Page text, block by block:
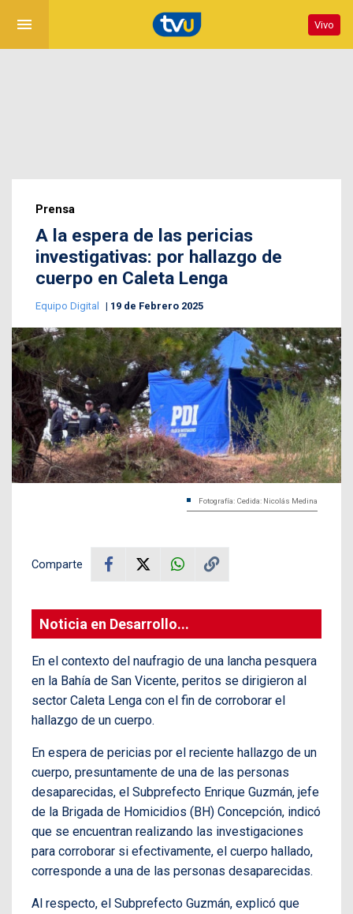
menu Vivo
Prensa
A la espera de las pericias
investigativas: por hallazgo de
cuerpo en Caleta Lenga
Equipo Digital 19 de Febrero 2025
Fotografía: Cedida: Nicolás Medina
Comparte
Noticia en Desarrollo...
En el contexto del naufragio de una lancha pesquera
en la Bahía de San Vicente, peritos se dirigieron al
sector Caleta Lenga con el fin de corroborar el
hallazgo de un cuerpo.
En espera de pericias por el reciente hallazgo de un
cuerpo, presuntamente de una de las personas
desaparecidas, el Subprefecto Enrique Guzmán, jefe
de la Brigada de Homicidios (BH) Concepción, indicó
que se encuentran realizando las investigaciones
para corroborar si efectivamente, el cuerpo hallado,
corresponde a una de las personas desaparecidas.
Al respecto, el Subprefecto Guzmán, explicó que